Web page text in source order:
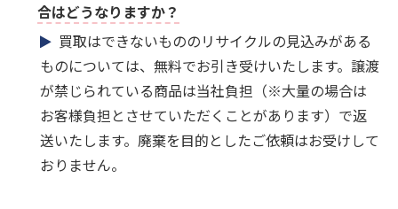
合はどうなりますか？
買取はできないもののリサイクルの見込みがある
ものについては、無料でお引き受けいたします。譲渡
が禁じられている商品は当社負担（※大量の場合は
お客様負担とさせていただくことがあります）で返
送いたします。廃棄を目的としたご依頼はお受けして
おりません。